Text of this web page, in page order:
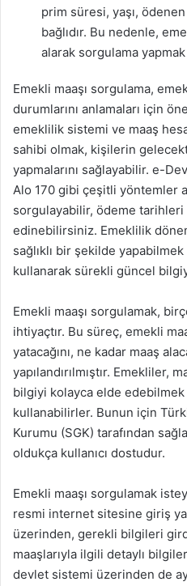
prim süresi, yaşı,
bağlıdır. Bu nedenle,
alarak sorgulama yapmak
Emekli maaşı sorgulama,
durumlarını anlamaları için
emeklilik sistemi ve maaş
sahibi olmak, kişilerin
yapmalarını sağlayabilir. e-
Alo 170 gibi çeşitli yöntemler
sorgulayabilir, ödeme tarihleri
edinebilirsiniz. Emeklilik
sağlıklı bir şekilde
kullanarak sürekli güncel
Emekli maaşı sorgulamak,
ihtiyaçtır. Bu süreç, emekli
yatacağını, ne kadar maaş
yapılandırılmıştır. Emekliler,
bilgiyi kolayca elde
kullanabilirler. Bunun için
Kurumu (SGK) tarafından
oldukça kullanıcı dostudur.
Emekli maaşı sorgulamak
resmi internet sitesine giriş
üzerinden, gerekli bilgileri
maaşlarıyla ilgili detaylı
devlet sistemi üzerinden de